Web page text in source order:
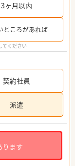
3ヶ月以内
ところがあれば
てください
契約社員
派遣
ります